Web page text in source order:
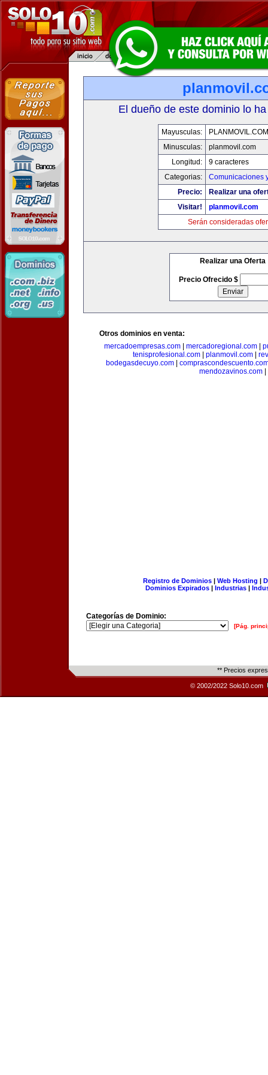
El dueño de este dominio lo
Mayusculas:
PLANMOVIL.COM
Minusculas:
planmovil.com
Longitud:
9 caracteres
Categorias:
Comunicaciones
Precio:
Realizar una
Visitar!
planmovil.com
Serán consideradas
Realizar una Oferta
Precio Ofrecido $
Otros dominios en venta:
mercadoempresas.com| mercadoregional.com|
tenisprofesional.com
planmovil.com
bodegasdecuyo.com
mendozavinos.com
Registro de Dominios| Web Hosting |
Dominios Expirados | Industrias |
Categorías de Dominio:
[Pág.
** Precios
© 2002/2022 Solo10.com